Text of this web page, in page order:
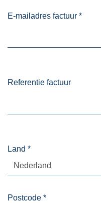
E-mailadres factuur *
Referentie factuur
Land *
Nederland
Postcode *